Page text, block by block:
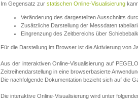
Im Gegensatz zur statischen Online-Visualisierung
Veränderung des dargestellten Ausschnitts
Zusätzliche Darstellung der Messdaten
Eingrenzung des Zeitbereichs über
Für die Darstellung im Browser ist die Aktivierung von
Aus der interaktiven Online-Visualisierung auf
Zeitreihendarstellung in eine browserbasierte
Die nachfolgende Dokumentation bezieht sich auf die
Die interaktive Online-Visualisierung wird unter